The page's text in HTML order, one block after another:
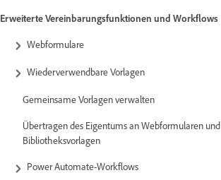
Erweiterte Vereinbarungsfunktionen und Workflows
Webformulare
Wiederverwendbare Vorlagen
Gemeinsame Vorlagen verwalten
Übertragen des Eigentums an Webformularen und
Bibliotheksvorlagen
Power Automate-Workflows